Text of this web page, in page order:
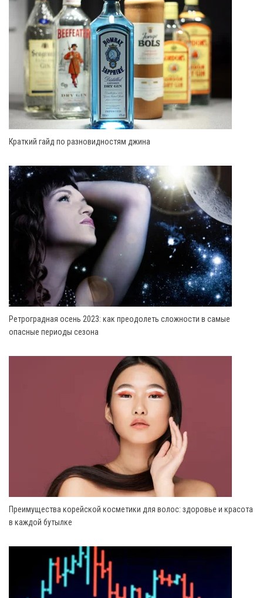
Краткий гайд по разновидностям джина
Ретроградная осень 2023: как преодолеть сложности в самые
опасные периоды сезона
Преимущества корейской косметики для волос: здоровье и красота
в каждой бутылке